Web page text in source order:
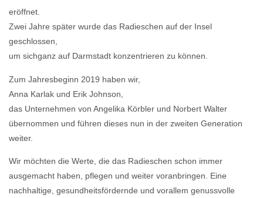
eröffnet.
Zwei Jahre später wurde das Radieschen auf der Insel
geschlossen,
um sichganz auf Darmstadt konzentrieren zu können.
Zum Jahresbeginn 2019 haben wir,
Anna Karlak und Erik Johnson,
das Unternehmen von Angelika Körbler und Norbert Walter
übernommen und führen dieses nun in der zweiten Generation
weiter.
Wir möchten die Werte, die das Radieschen schon immer
ausgemacht haben, pflegen und weiter voranbringen. Eine
nachhaltige, gesundheitsfördernde und vorallem genussvolle